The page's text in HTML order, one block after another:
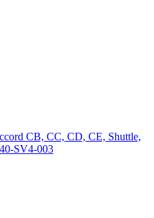
CB, CC, CD, CE, Shuttle,
SV4-003